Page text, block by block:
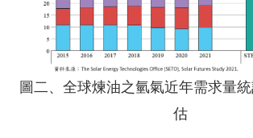
圖二、全球煉油之氫氣近年需求量
估